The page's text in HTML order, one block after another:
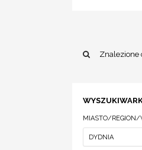
Znalezione
MIASTO/